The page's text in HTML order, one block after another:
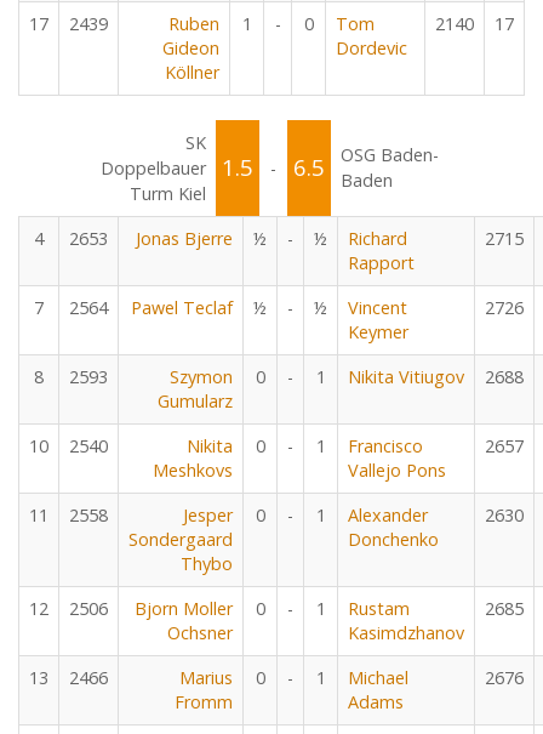
17 2439
Ruben
Gideon
Köllner
1 - 0
Tom
Dordevic
2140 17
SK
Doppelbauer
Turm Kiel
1.5 - 6.5
OSG Baden-
Baden
4 2653 Jonas Bjerre ½ - ½
Richard
Rapport
2715
7 2564 Pawel Teclaf ½ - ½
Vincent
Keymer
2726
8 2593
Szymon
Gumularz
0 - 1 Nikita Vitiugov 2688
10 2540
Nikita
Meshkovs
0 - 1
Francisco
Vallejo Pons
2657
11 2558
Jesper
Sondergaard
Thybo
0 - 1
Alexander
Donchenko
2630
12 2506
Bjorn Moller
Ochsner
0 - 1
Rustam
Kasimdzhanov
2685
13 2466
Marius
Fromm
0 - 1
Michael
Adams
2676